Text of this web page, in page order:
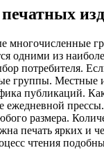
многочисленные
одними из
потребителя.
группы.
публикаций. Как
ежедневной прессы.
размера.
печать ярких и
чтения